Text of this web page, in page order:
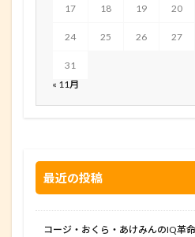
17 18 19 20
24 25 26 27
31
« 11月
最近の投稿
コージ・おくら・あけみんのIQ革